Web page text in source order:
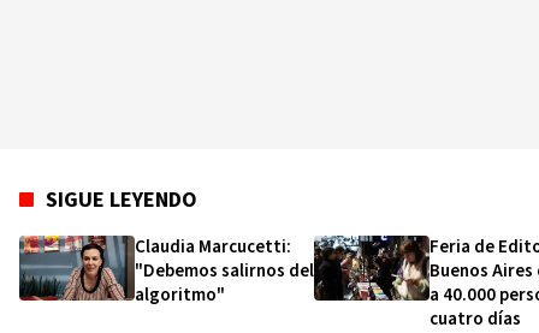
SIGUE LEYENDO
Claudia Marcucetti:
"Debemos salirnos del
algoritmo"
Feria de
Buenos
a 40.000
cuatro días